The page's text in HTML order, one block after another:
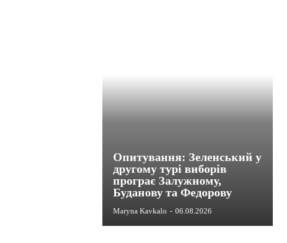
Опитування: Зеленський у
другому турі виборів
програє Залужному,
Буданову та Федорову
Maryna Kavkalo - 06.08.2026